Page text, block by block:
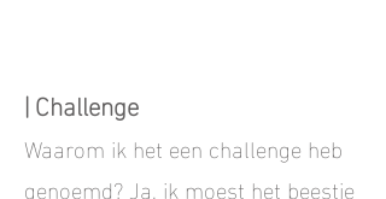
| Challenge
Waarom ik het een challenge heb
genoemd? Ja, ik moest het beestje